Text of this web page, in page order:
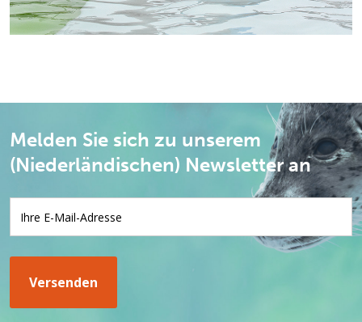
Melden Sie sich zu unserem
(Niederländischen) Newsletter an